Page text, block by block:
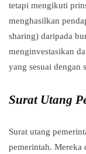
tetapi mengikuti
menghasilkan
sharing) daripada
menginvestasikan
yang sesuai dengan
Surat Utang
Surat utang
pemerintah. Mereka